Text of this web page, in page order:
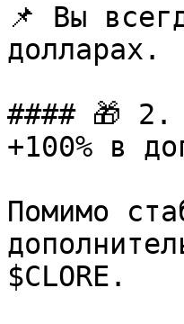
📌 Вы
долларах.
#### 🎁 2.
+100% в
Помимо
$CLORE.